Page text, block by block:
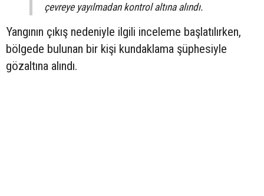
çevreye yayılmadan kontrol altına alındı.
Yangının çıkış nedeniyle ilgili inceleme başlatılırken,
bölgede bulunan bir kişi kundaklama şüphesiyle
gözaltına alındı.